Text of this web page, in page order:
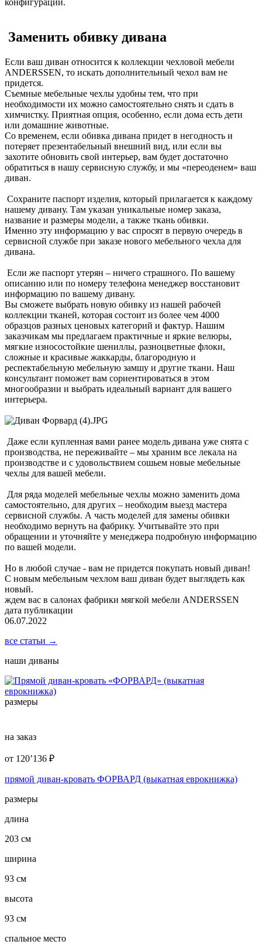
Заменить обивку дивана
Если ваш диван относится к коллекции чехловой мебели
ANDERSSEN, то искать дополнительный чехол вам не
придется.
Съемные мебельные чехлы удобны тем, что при
необходимости их можно самостоятельно снять и сдать в
химчистку. Приятная опция, особенно, если дома есть дети
или домашние животные.
Со временем, если обивка дивана придет в негодность и
потеряет презентабельный внешний вид, или если вы
захотите обновить свой интерьер, вам будет достаточно
обратиться в нашу сервисную службу, и мы «переоденем» ваш
диван.
Сохраните паспорт изделия, который прилагается к каждому
нашему дивану. Там указан уникальные номер заказа,
название и размеры модели, а также ткань обивки.
Именно эту информацию у вас спросят в первую очередь в
сервисной службе при заказе нового мебельного чехла для
дивана.
Если же паспорт утерян – ничего страшного. По вашему
описанию или по номеру телефона менеджер восстановит
информацию по вашему дивану.
Вы сможете выбрать новую обивку из нашей рабочей
коллекции тканей, которая состоит из более чем 4000
образцов разных ценовых категорий и фактур. Нашим
заказчикам мы предлагаем практичные и яркие велюры,
мягкие износостойкие шениллы, разноцветные флоки,
сложные и красивые жаккарды, благородную и
респектабельную мебельную замшу и другие ткани. Наш
консультант поможет вам сориентироваться в этом
многообразии и выбрать идеальный вариант для вашего
интерьера.
Даже если купленная вами ранее модель дивана уже снята с
производства, не переживайте – мы храним все лекала на
производстве и с удовольствием сошьем новые мебельные
чехлы для вашей мебели.
Для ряда моделей мебельные чехлы можно заменить дома
самостоятельно, для других – необходим выезд мастера
сервисной службы. А часть моделей для замены обивки
необходимо вернуть на фабрику. Учитывайте это при
обращении и уточняйте у менеджера подробную информацию
по вашей модели.
Но в любой случае - вам не придется покупать новый диван!
С новым мебельным чехлом ваш диван будет выглядеть как
новый.
ждем вас в салонах фабрики мягкой мебели ANDERSSEN
дата публикации
06.07.2022
все статьи →
наши диваны
размеры
на заказ
от 120’136 ₽
прямой диван-кровать ФОРВАРД (выкатная еврокнижка)
размеры
длина
203 см
ширина
93 см
высота
93 см
спальное место